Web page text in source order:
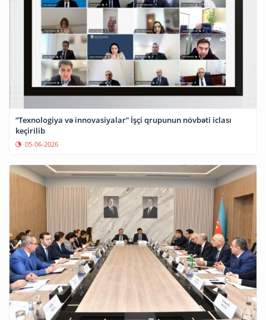
“Texnologiya və innovasiyalar” İşçi qrupunun növbəti iclası
keçirilib
05-06-2026